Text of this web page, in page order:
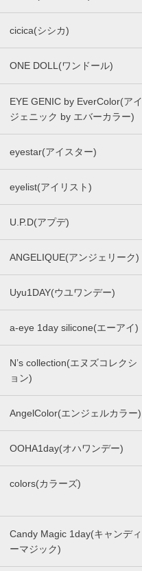
cicica(シシカ)
ONE DOLL(ワンドール)
EYE GENIC by EverColor(アイ
ジェニック by エバーカラー)
eyestar(アイスター)
eyelist(アイリスト)
U.P.D(アプデ)
ANGELIQUE(アンジェリーク)
Uyu1DAY(ウユワンデー)
a-eye 1day silicone(エーアイ)
N’s collection(エヌズコレクシ
ョン)
AngelColor(エンジェルカラー)
OOHA1day(オハワンデー)
colors(カラーズ)
Candy Magic 1day(キャンディ
ーマジック)